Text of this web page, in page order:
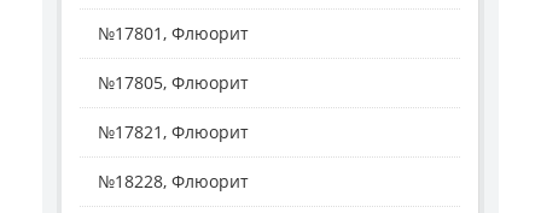
№17801, Флюорит
№17805, Флюорит
№17821, Флюорит
№18228, Флюорит